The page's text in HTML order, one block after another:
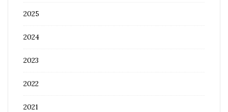
2025
2024
2023
2022
2021